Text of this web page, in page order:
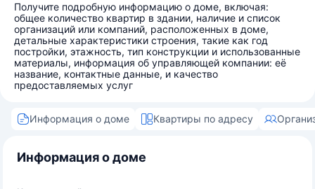
Получите подробную информацию о доме, включая:
общее количество квартир в здании, наличие и список
организаций или компаний, расположенных в доме,
детальные характеристики строения, такие как год
постройки, этажность, тип конструкции и использованные
материалы, информация об управляющей компании: её
название, контактные данные, и качество
предоставляемых услуг
Информация о доме Квартиры по адресу
Информация о доме